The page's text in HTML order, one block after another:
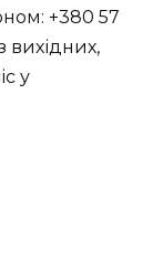
+380 57
вихідних,
у